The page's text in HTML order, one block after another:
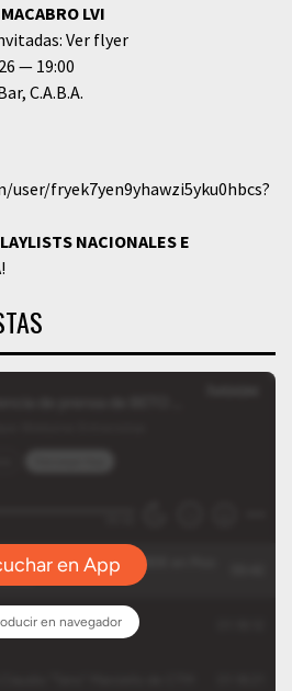
LVI
Ver flyer
19:00
C.A.B.A.
fryek7yen9yhawzi5yku0hbcs?
NACIONALES E
!